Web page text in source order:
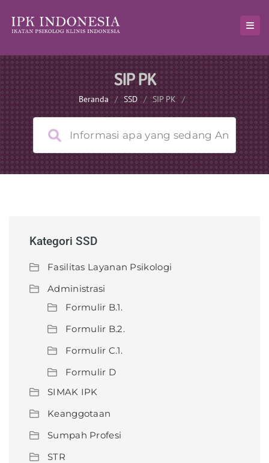
SIP PK
Beranda / SSD / SIP PK /
Kategori SSD
Fasilitas Layanan Psikologi
Administrasi
Formulir B.1.
Formulir B.2.
Formulir C.1.
Formulir D
SIMAK IPK
Keanggotaan
Sumpah Profesi
STR